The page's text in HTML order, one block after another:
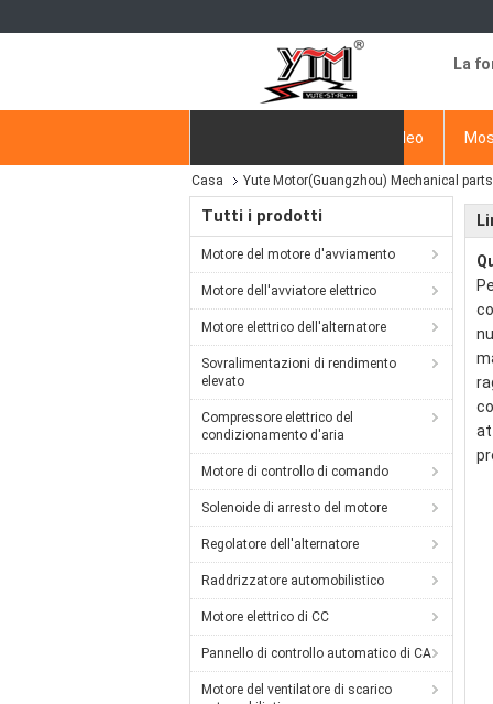
La
video
Richiedere un preventivo
Casa Yute Motor(Guangzhou) Mechanical
Tutti i prodotti
Motore del motore d'avviamento
Motore dell'avviatore elettrico
Motore elettrico dell'alternatore
Sovralimentazioni di rendimento
elevato
Compressore elettrico del
condizionamento d'aria
Motore di controllo di comando
Solenoide di arresto del motore
Regolatore dell'alternatore
Raddrizzatore automobilistico
Motore elettrico di CC
Pannello di controllo automatico di CA
Motore del ventilatore di scarico